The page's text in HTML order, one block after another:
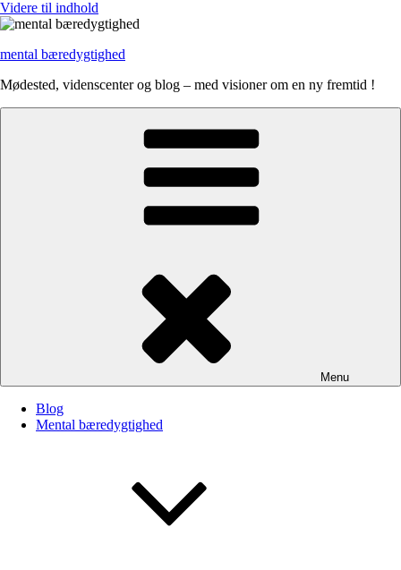
Videre til indhold
mental bæredygtighed
Mødested, videnscenter og blog – med visioner om en ny fremtid !
Menu
Blog
Mental bæredygtighed